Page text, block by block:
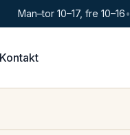
Man–tor 10–17, fre 10–16•
Kontakt